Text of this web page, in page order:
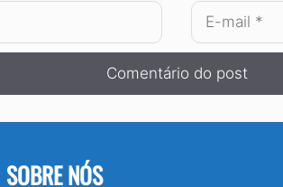
E-
SOBRE NÓS